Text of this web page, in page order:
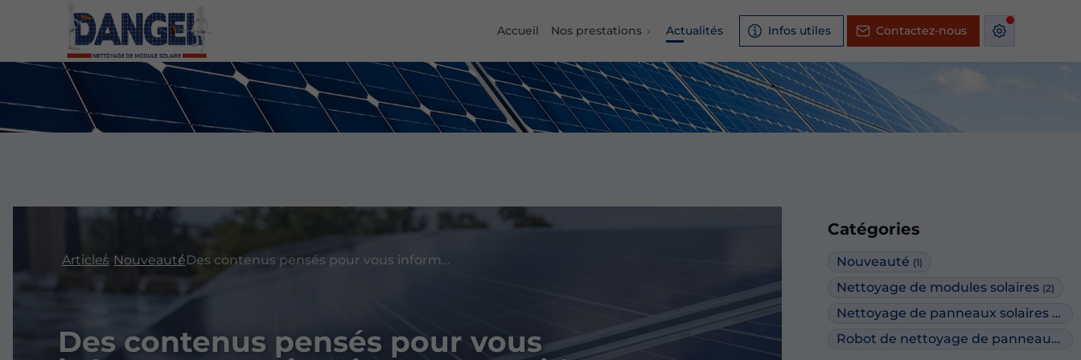
Accueil Nos prestations Actualités Infos utiles Contactez-nous
Catégories
Nouveauté (1)
Nettoyage de modules solaires (2)
Nettoyage de panneaux solaires industriels
Robot de nettoyage de panneaux solaires
Articles Nouveauté Des contenus pensés pour vous informer, vous inspirer, vous guider
Des contenus pensés pour vous